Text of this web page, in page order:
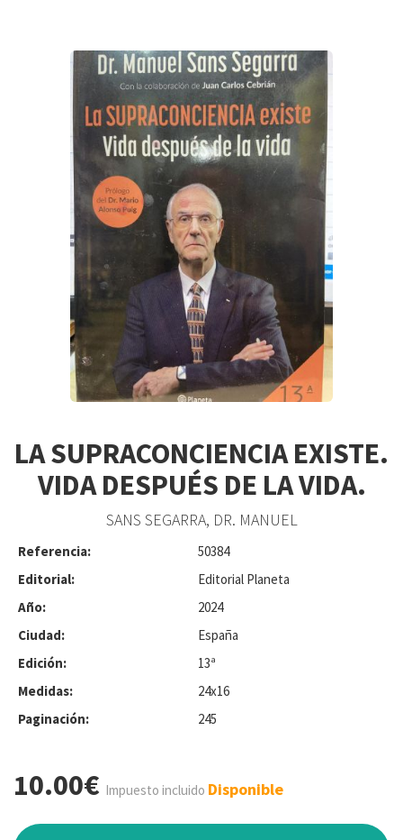
LA SUPRACONCIENCIA EXISTE.
VIDA DESPUÉS DE LA VIDA.
SANS SEGARRA, DR. MANUEL
Referencia:
50384
Editorial:
Editorial Planeta
Año:
2024
Ciudad:
España
Edición:
13ª
Medidas:
24x16
Paginación:
245
10.00€ Impuesto incluido Disponible